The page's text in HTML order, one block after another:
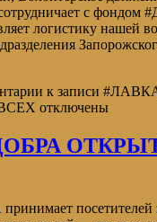
с фондом
логистику нашей
к записи
отключены
посетителей